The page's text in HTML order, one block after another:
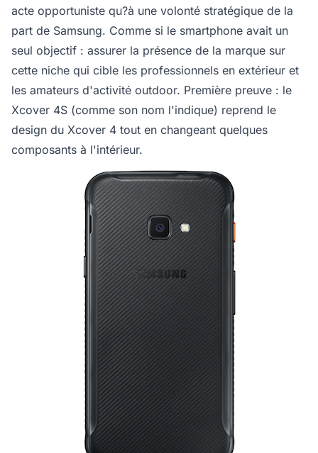
acte opportuniste qu?à une volonté stratégique de la
part de Samsung. Comme si le smartphone avait un
seul objectif : assurer la présence de la marque sur
cette niche qui cible les professionnels en extérieur et
les amateurs d'activité outdoor. Première preuve : le
Xcover 4S (comme son nom l'indique) reprend le
design du Xcover 4 tout en changeant quelques
composants à l'intérieur.